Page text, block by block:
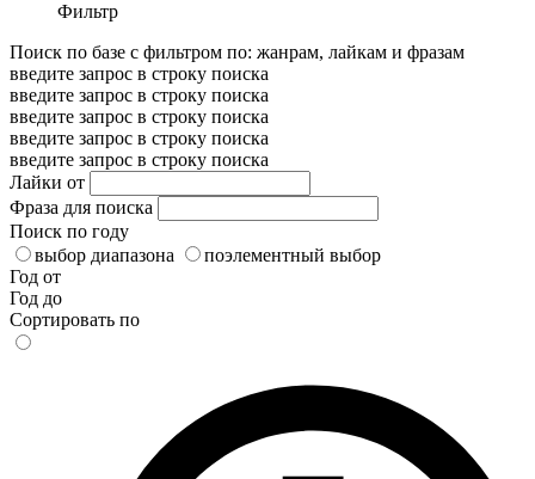
Фильтр
Поиск по базе с фильтром по: жанрам, лайкам и фразам
введите запрос в строку поиска
введите запрос в строку поиска
введите запрос в строку поиска
введите запрос в строку поиска
введите запрос в строку поиска
Лайки от
Фраза для поиска
Поиск по году
выбор диапазона
поэлементный выбор
Год от
Год до
Сортировать по